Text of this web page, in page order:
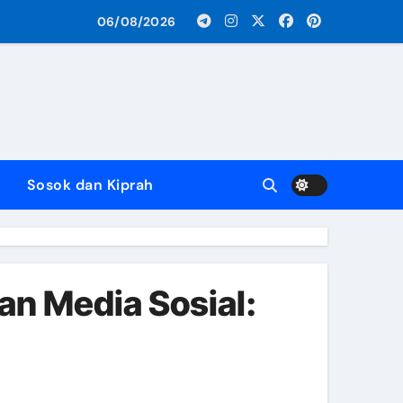
IMB
Gram Narkotika
06/08/2026
Sosok dan Kiprah
Media Sosial: